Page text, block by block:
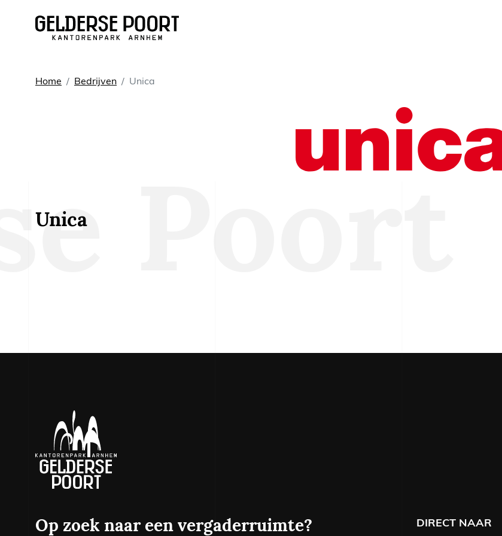
Huren
Kantoorpanden
Home Bedrijven Unica
Unica
Op zoek naar een vergaderruimte? DIRECT NAAR